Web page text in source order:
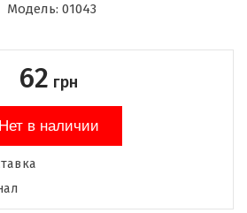
Модель: 01043
62 грн
Нет в наличии